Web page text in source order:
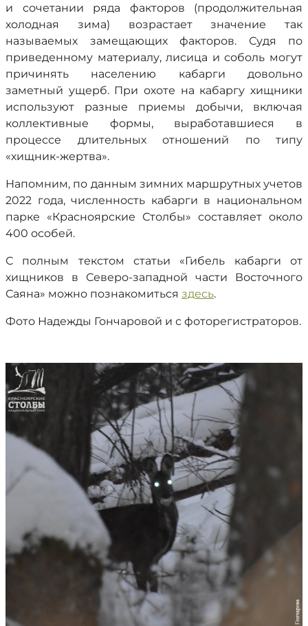
и сочетании ряда факторов (продолжительная
холодная зима) возрастает значение так
называемых замещающих факторов. Судя по
приведенному материалу, лисица и соболь могут
причинять населению кабарги довольно
заметный ущерб. При охоте на кабаргу хищники
используют разные приемы добычи, включая
коллективные формы, выработавшиеся в
процессе длительных отношений по типу
«хищник-жертва».
Напомним, по данным зимних маршрутных учетов
2022 года, численность кабарги в национальном
парке «Красноярские Столбы» составляет около
400 особей.
С полным текстом статьи «Гибель кабарги от
хищников в Северо-западной части Восточного
Саяна» можно познакомиться здесь.
Фото Надежды Гончаровой и с фоторегистраторов.